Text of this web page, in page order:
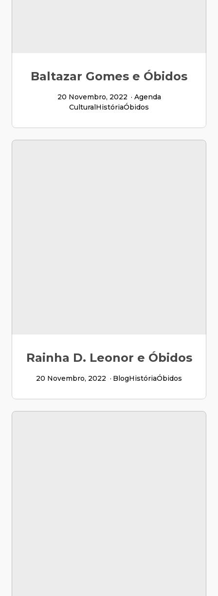
Baltazar Gomes e Óbidos
20 Novembro, 2022
Agenda
CulturalHistóriaÓbidos
Rainha D. Leonor e Óbidos
20 Novembro, 2022 BlogHistóriaÓbidos